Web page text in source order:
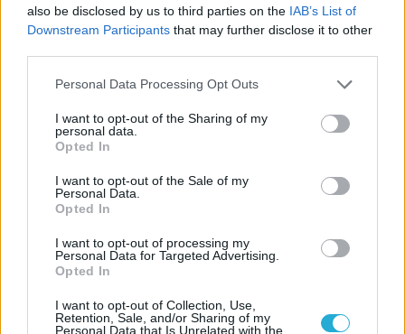
also be disclosed by us to third parties on the IAB’s List of
Downstream Participants that may further disclose it to other
Please note that this website/app uses one or more Google
not limited to your visit or usage behaviour. You may click to
grant or deny consent to Google and its third-party tags to
use your data for below specified purposes in below Google
consent section.
Personal Data Processing Opt Outs
I want to opt-out of the Sharing of my
personal data.
Opted In
I want to opt-out of the Sale of my
Personal Data.
Opted In
I want to opt-out of processing my
Personal Data for Targeted Advertising.
Opted In
I want to opt-out of Collection, Use,
Retention, Sale, and/or Sharing of my
Personal Data that Is Unrelated with the